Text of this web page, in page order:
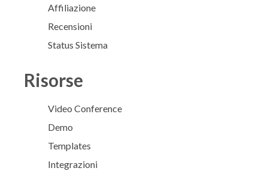
Affiliazione
Recensioni
Status Sistema
Risorse
Video Conference
Demo
Templates
Integrazioni